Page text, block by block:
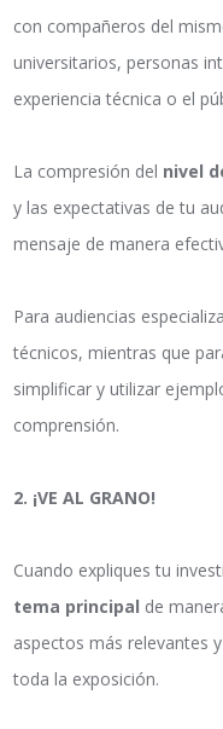
con compañeros del
universitarios, personas
experiencia técnica o el
La compresión del nivel
y las expectativas de tu
mensaje de manera
Para audiencias
técnicos, mientras que
simplificar y utilizar
comprensión.
2. ¡VE AL GRANO!
Cuando expliques tu
tema principal de
aspectos más relevantes
toda la exposición.